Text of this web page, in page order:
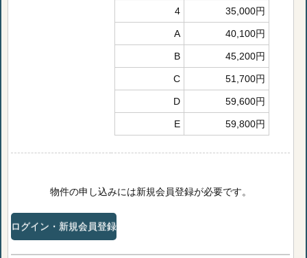
4 35,000円
A 40,100円
B 45,200円
C 51,700円
D 59,600円
E 59,800円
物件の申し込みには新規会員登録が必要です。
ログイン・新規会員登録